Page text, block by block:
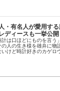
・有名人が愛用す
ディースも一挙公開
計は口ほどにものを言
の人の生き様を雄弁に物
いけど時計好きのカゲロ